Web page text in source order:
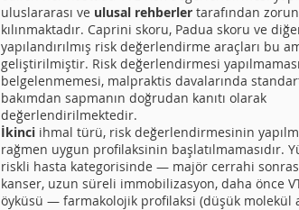
uluslararası ve ulusal rehberler tarafından
kılınmaktadır. Caprini skoru, Padua skoru ve
yapılandırılmış risk değerlendirme araçları bu
geliştirilmiştir. Risk değerlendirmesi
belgelenmemesi, malpraktis davalarında
bakımdan sapmanın doğrudan kanıtı olarak
değerlendirilmektedir.
İkinci ihmal türü, risk değerlendirmesinin
rağmen uygun profilaksinin başlatılmamasıdır.
riskli hasta kategorisinde — majör cerrahi
kanser, uzun süreli immobilizasyon, daha önce
öyküsü — farmakolojik profilaksi (düşük molekül